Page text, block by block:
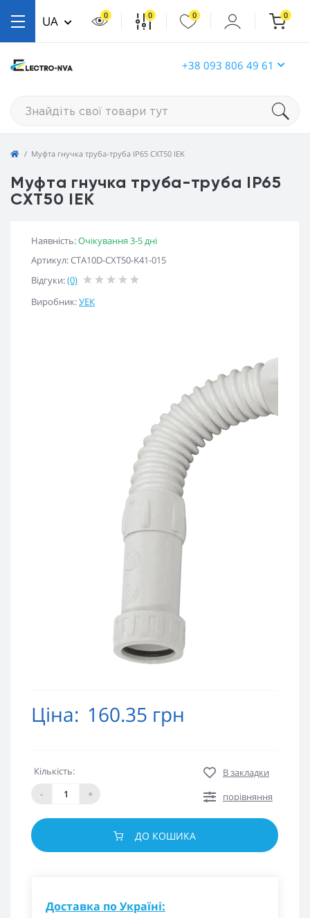
+38 093 806 49 61
UA 0 0 0 0
Муфта гнучка труба-труба IP65 CXT50 IEK
Муфта гнучка труба-труба IP65
CXT50 IEK
Наявність:Очікування 3-5 дні
Артикул: CTA10D-CXT50-K41-015
Відгуки:(0)
Виробник:УЕК
Ціна: 160.35 грн
Кількість:
-
+
В закладки
порівняння
ДО КОШИКА
Доставка по Україні: